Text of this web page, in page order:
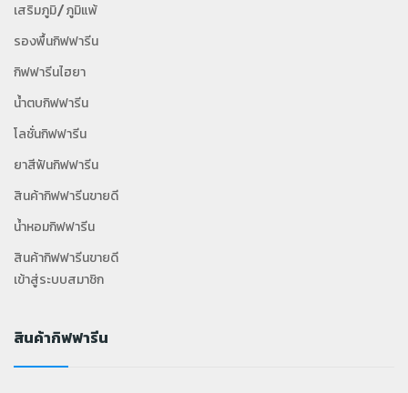
เสริมภูมิ/ภูมิแพ้
รองพื้นกิฟฟารีน
กิฟฟารีนไฮยา
น้ำตบกิฟฟารีน
โลชั่นกิฟฟารีน
ยาสีฟันกิฟฟารีน
สินค้ากิฟฟารีนขายดี
น้ำหอมกิฟฟารีน
สินค้ากิฟฟารีนขายดี
เข้าสู่ระบบสมาชิก
สินค้ากิฟฟารีน